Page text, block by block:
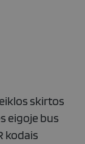
skirtos
eigoje bus
kodais